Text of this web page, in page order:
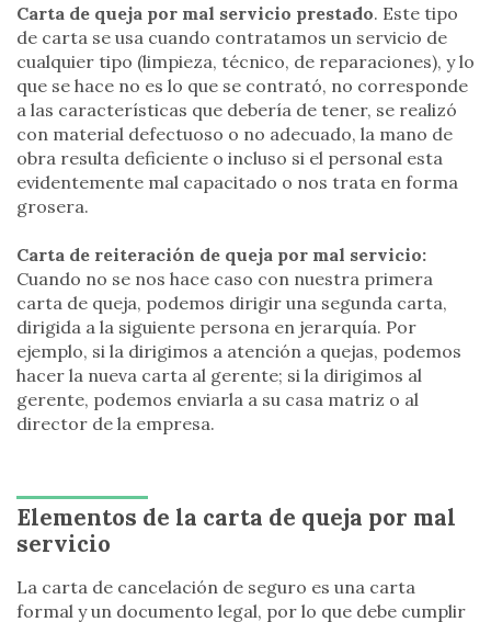
Carta de queja por mal servicio prestado. Este tipo
de carta se usa cuando contratamos un servicio de
cualquier tipo (limpieza, técnico, de reparaciones), y lo
que se hace no es lo que se contrató, no corresponde
a las características que debería de tener, se realizó
con material defectuoso o no adecuado, la mano de
obra resulta deficiente o incluso si el personal esta
evidentemente mal capacitado o nos trata en forma
grosera.
Carta de reiteración de queja por mal servicio:
Cuando no se nos hace caso con nuestra primera
carta de queja, podemos dirigir una segunda carta,
dirigida a la siguiente persona en jerarquía. Por
ejemplo, si la dirigimos a atención a quejas, podemos
hacer la nueva carta al gerente; si la dirigimos al
gerente, podemos enviarla a su casa matriz o al
director de la empresa.
Elementos de la carta de queja por mal
servicio
La carta de cancelación de seguro es una carta
formal y un documento legal, por lo que debe cumplir